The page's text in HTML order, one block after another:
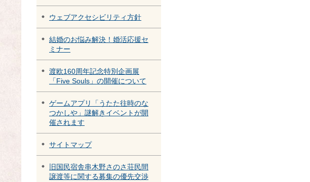
ウェブアクセシビリティ方針
結婚のお悩み解決！婚活応援セ
ミナー
渡欧160周年記念特別企画展
「Five Souls」の開催について
ゲームアプリ「うたた往時のな
つかしや」謎解きイベントが開
催されます
サイトマップ
旧国民宿舎串木野さのさ荘民間
譲渡等に関する募集の優先交渉